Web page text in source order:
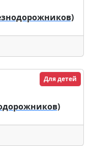
Для детей